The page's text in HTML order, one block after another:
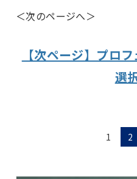
＜次のページへ＞
【次ページ】プロ
選
1 2